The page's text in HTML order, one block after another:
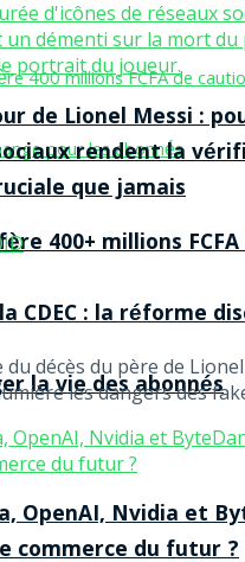
400+ millions
CDEC : la réforme
la vie des abonnés
de Lionel Messi :
rendent la
que jamais
décès du père de
les dangers des
OpenAI, Nvidia et
commerce du futur ?